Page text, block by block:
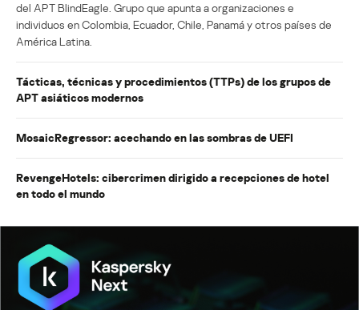
del APT BlindEagle. Grupo que apunta a organizaciones e
individuos en Colombia, Ecuador, Chile, Panamá y otros países de
América Latina.
Tácticas, técnicas y procedimientos (TTPs) de los grupos de
APT asiáticos modernos
MosaicRegressor: acechando en las sombras de UEFI
RevengeHotels: cibercrimen dirigido a recepciones de hotel
en todo el mundo